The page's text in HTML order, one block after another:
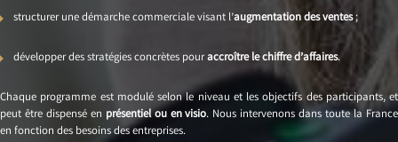
structurer une démarche commerciale visant l’augmentation des ventes;
développer des stratégies concrètes pouraccroître le chiffre d’affaires.
Chaque programme est modulé selon le niveau et les objectifs des participants, et
peut être dispensé en présentiel ou en visio. Nous intervenons dans toute la France
en fonction des besoins des entreprises.